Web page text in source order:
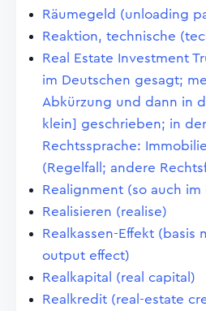
Räumegeld (unloading
Reaktion, technische
Real Estate Investment
im Deutschen gesagt;
Abkürzung und dann in
klein] geschrieben; in
Rechtssprache:
(Regelfall; andere
Realignment (so auch
Realisieren (realise)
Realkassen-Effekt (basis
output effect)
Realkapital (real capital)
Realkredit (real-estate